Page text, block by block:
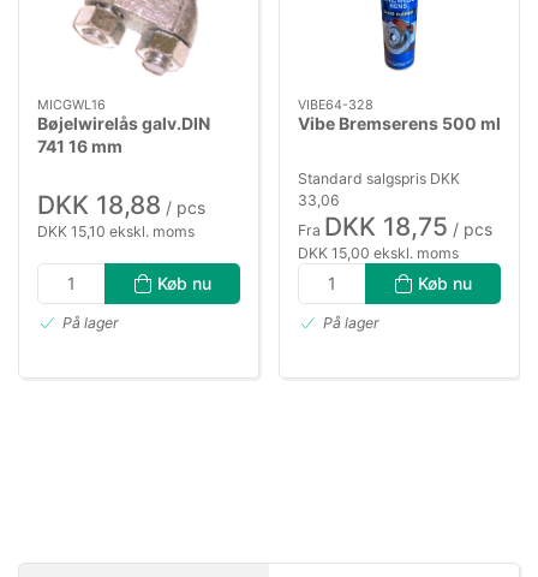
MICGWL16
Bøjelwirelås galv.DIN
741 16 mm
DKK 18,88 / pcs
DKK 15,10 ekskl. moms
Køb nu
På lager
VIBE64-328
Vibe Bremserens 500 ml
Standard salgspris DKK
33,06
Fra DKK 18,75 / pcs
DKK 15,00 ekskl. moms
Køb nu
På lager